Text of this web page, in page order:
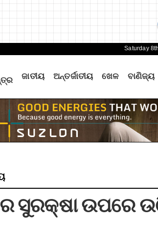
Saturday
ଜାତୀୟ ଅନ୍ତର୍ଜାତୀୟ ଖେଳ ବାଣିଜ୍ୟ
ସୁରକ୍ଷା ଉପରେ